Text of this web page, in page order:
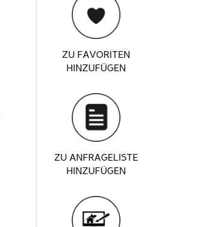
ZU FAVORITEN
HINZUFÜGEN
ZU ANFRAGELISTE
HINZUFÜGEN